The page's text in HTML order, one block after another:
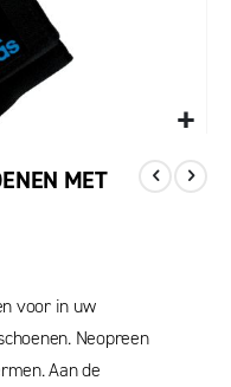
MET
voor in uw
Neopreen
Aan de